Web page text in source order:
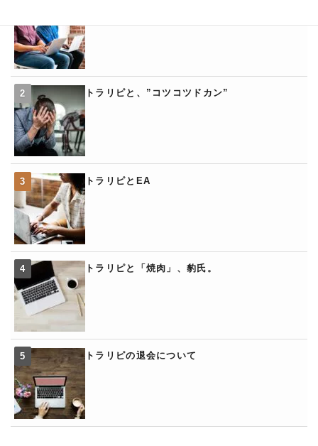
トラリピと、”コツコツドカン”
トラリピとEA
トラリピと「焼肉」、豹氏。
トラリピの退会について